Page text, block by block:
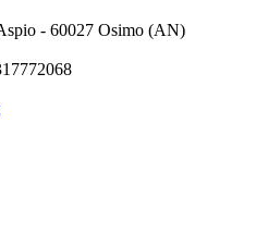
- 60027 Osimo (AN)